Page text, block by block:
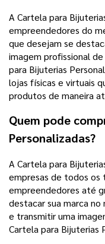
A Cartela para
empreendedores do
que desejam se
imagem profissional
para Bijuterias
lojas físicas e virtuais
produtos de maneira
Quem pode
Personalizadas?
A Cartela para
empresas de todos os
empreendedores até
destacar sua marca
e transmitir uma
Cartela para Bijuterias